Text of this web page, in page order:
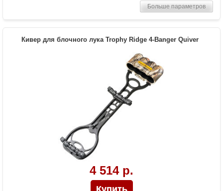
превращается в односоставный
Больше параметров
Кивер для блочного лука Trophy Ridge 4-Banger Quiver
4 514 р.